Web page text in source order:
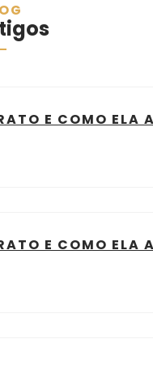
E COMO ELA
E COMO ELA